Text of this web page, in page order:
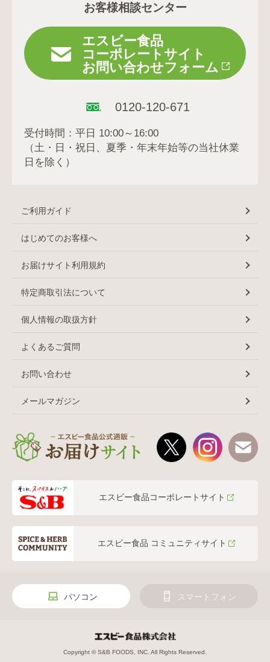
お客様相談センター
エスビー食品
コーポレートサイト
お問い合わせフォーム
0120-120-671
受付時間：平日 10:00～16:00
（土・日・祝日、夏季・年末年始等の当社休業
日を除く）
ご利用ガイド
はじめてのお客様へ
お届けサイト利用規約
特定商取引法について
個人情報の取扱方針
よくあるご質問
お問い合わせ
メールマガジン
エスビー食品コーポレートサイト
エスビー食品 コミュニティサイト
パソコン スマートフォン
Copyright © S&B FOODS, INC. All Rights Reserved.